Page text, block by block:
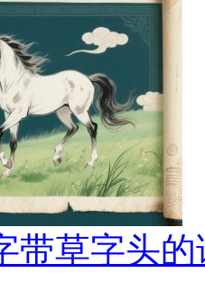
带草字头